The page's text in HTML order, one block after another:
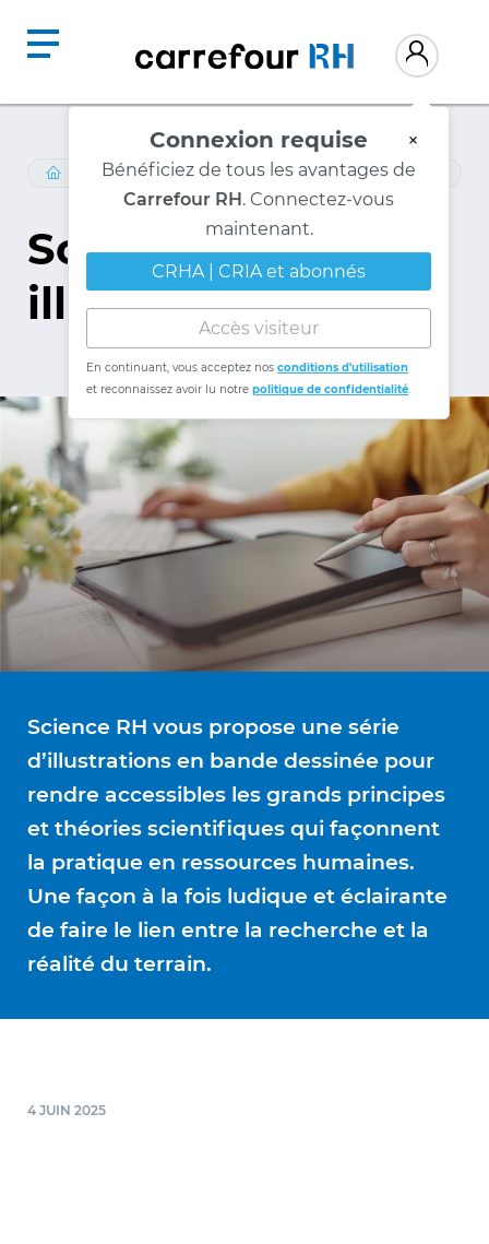
Connexion requise ×
Bénéficiez de tous les avantages de
Carrefour RH. Connectez-vous
maintenant.
CRHA | CRIA et abonnés
Accès visiteur
En continuant, vous acceptez nosconditions d'utilisation
et reconnaissez avoir lu notrepolitique de confidentialité.
RECHERCHE
Science RH
illustrée
Science RH vous propose une série
d’illustrations en bande dessinée pour
rendre accessibles les grands principes
et théories scientifiques qui façonnent
la pratique en ressources humaines.
Une façon à la fois ludique et éclairante
de faire le lien entre la recherche et la
réalité du terrain.
4 JUIN 2025